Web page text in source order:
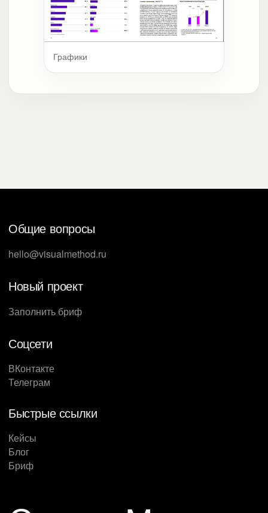
Графики
Общие вопросы
hello@visualmethod.ru
Новый проект
Заполнить бриф
Соцсети
ВКонтакте
Телеграм
Быстрые ссылки
Кейсы
Блог
Бриф